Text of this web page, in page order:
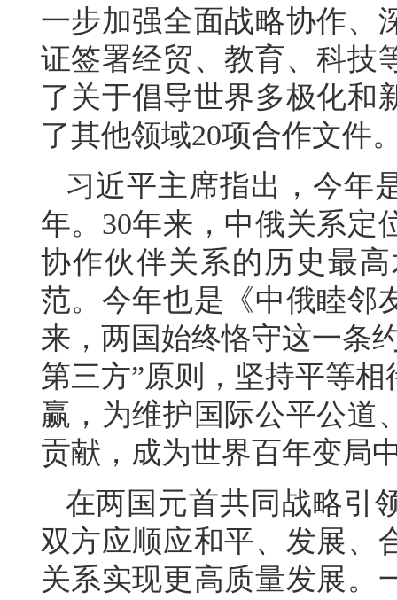
一步加强全面战略协作、
证签署经贸、教育、科技
了关于倡导世界多极化和
了其他领域20项合作文件
习近平主席指出，今年
年。30年来，中俄关系定
协作伙伴关系的历史最
范。今年也是《中俄睦邻
来，两国始终恪守这一条
第三方”原则，坚持平等
赢，为维护国际公平公道
贡献，成为世界百年变局
在两国元首共同战略引
双方应顺应和平、发展、
关系实现更高质量发展。